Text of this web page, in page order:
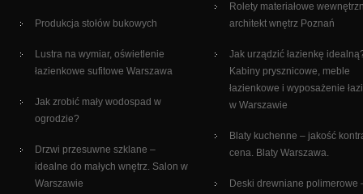
Produkcja stołów bukowych
Lustra na wymiar, oświetlenie
łazienkowe sufitowe Warszawa
Jak zrobić mały wodospad w
ogrodzie?
Drzwi przesuwne szklane –
idealne do małych wnętrz. Salon w
Warszawie
Rolety materiałowe
architekt wnętrz Poznań
Jak urządzić łazienkę
Kabiny prysznicowe, meble
łazienkowe i wyposażenie
w Warszawie
Blaty kuchenne – jakość
cena. Blaty Warszawa.
Deski drewniane polimerowe